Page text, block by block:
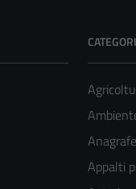
Appalti